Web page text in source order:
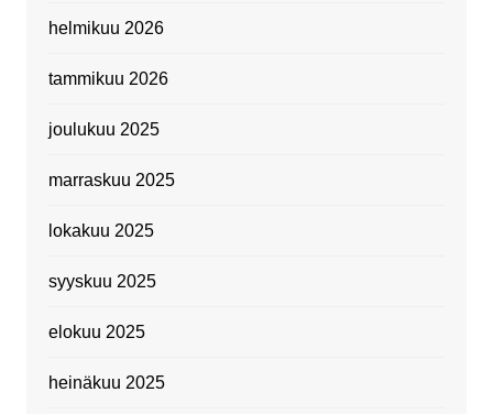
helmikuu 2026
tammikuu 2026
joulukuu 2025
marraskuu 2025
lokakuu 2025
syyskuu 2025
elokuu 2025
heinäkuu 2025